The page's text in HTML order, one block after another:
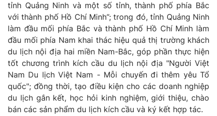
Góc doanh nghiệp
Truyền hình
Phim VTV
Hậu trường
Nhân vật
Khán giả
Giải sao mai
Giải trí
Điện ảnh
Âm nhạc
Sao
Đời sống
Du lịch
Làm đẹp
Giáo dục
Tuyển sinh
tỉnh Quảng Ninh và một số tỉnh, thành phố phía Bắc
với thành phố Hồ Chí Minh”; trong đó, tỉnh Quảng Ninh
làm đầu mối phía Bắc và thành phố Hồ Chí Minh làm
đầu mối phía Nam khai thác hiệu quả thị trường khách
du lịch nội địa hai miền Nam-Bắc, góp phần thực hiện
tốt chương trình kích cầu du lịch nội địa "Người Việt
Nam Du lịch Việt Nam - Mỗi chuyến đi thêm yêu Tổ
quốc"; đồng thời, tạo điều kiện cho các doanh nghiệp
du lịch gắn kết, học hỏi kinh nghiệm, giới thiệu, chào
bán các sản phẩm du lịch kích cầu và ký kết hợp tác.